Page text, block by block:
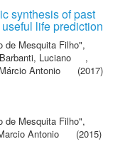
synthesis of past
life prediction
de Mesquita Filho",
Barbanti, Luciano
,
Antonio
(2017)
de Mesquita Filho",
Antonio
(2015)